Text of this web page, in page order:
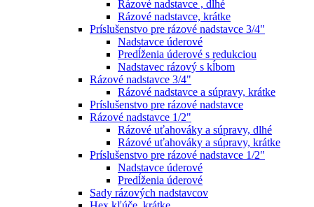
Rázové nadstavce , dlhé
Rázové nadstavce, krátke
Príslušenstvo pre rázové nadstavce 3/4"
Nadstavce úderové
Predĺženia úderové s redukciou
Nadstavec rázový s kĺbom
Rázové nadstavce 3/4"
Rázové nadstavce a súpravy, krátke
Príslušenstvo pre rázové nadstavce
Rázové nadstavce 1/2"
Rázové uťahováky a súpravy, dlhé
Rázové uťahováky a súpravy, krátke
Príslušenstvo pre rázové nadstavce 1/2"
Nadstavce úderové
Predĺženia úderové
Sady rázových nadstavcov